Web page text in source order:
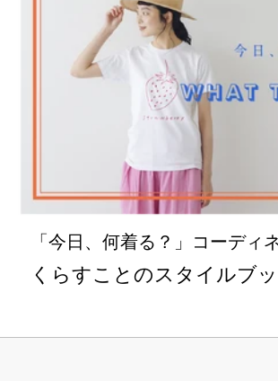
「今日、何着る？」コーディ
くらすことのスタイルブ